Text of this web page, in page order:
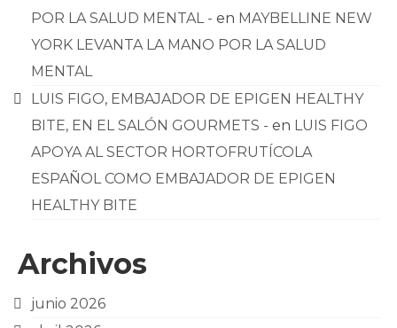
POR LA SALUD MENTAL - en MAYBELLINE NEW
YORK LEVANTA LA MANO POR LA SALUD
MENTAL
LUIS FIGO, EMBAJADOR DE EPIGEN HEALTHY
BITE, EN EL SALÓN GOURMETS - en LUIS FIGO
APOYA AL SECTOR HORTOFRUTÍCOLA
ESPAÑOL COMO EMBAJADOR DE EPIGEN
HEALTHY BITE
Archivos
junio 2026